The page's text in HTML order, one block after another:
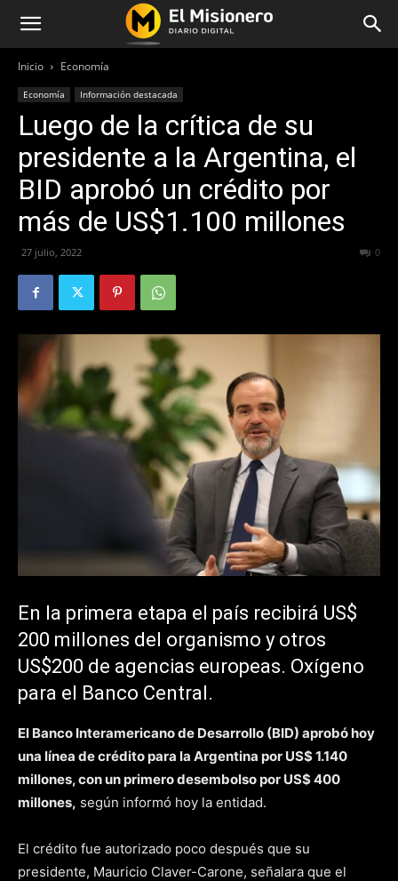
Inicio Economía
Economía Información destacada
Luego de la crítica de su
presidente a la Argentina, el
BID aprobó un crédito por
más de US$1.100 millones
27 julio, 2022 0
En la primera etapa el país recibirá US$
200 millones del organismo y otros
US$200 de agencias europeas. Oxígeno
para el Banco Central.
El Banco Interamericano de Desarrollo (BID) aprobó hoy
una línea de crédito para la Argentina por US$ 1.140
millones, con un primero desembolso por US$ 400
millones, según informó hoy la entidad.
El crédito fue autorizado poco después que su
presidente, Mauricio Claver-Carone, señalara que el